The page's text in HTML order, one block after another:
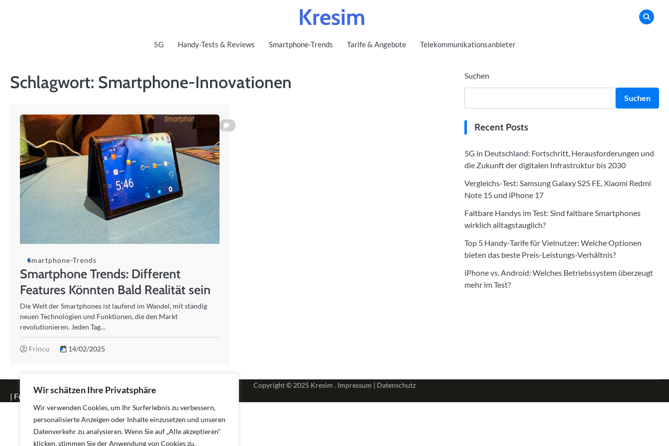
Wir schätzen Ihre Privatsphäre
Wir verwenden Cookies, um Ihr Surferlebnis zu verbessern,
personalisierte Anzeigen oder Inhalte einzusetzen und unseren
Datenverkehr zu analysieren. Wenn Sie auf „Alle akzeptieren"
klicken, stimmen Sie der Anwendung von Cookies zu.
Kresim
5G Handy-Tests & Reviews Smartphone-Trends Tarife & Angebote Telekommunikationsanbieter
Schlagwort: Smartphone-Innovationen
0
Smartphone-Trends
Smartphone Trends: Different
Features Könnten Bald Realität sein
Die Welt der Smartphones ist laufend im Wandel, mit ständig
neuen Technologien und Funktionen, die den Markt
revolutionieren. Jeden Tag…
Frincu 14/02/2025
Suchen
Suchen
Recent Posts
5G in Deutschland: Fortschritt, Herausforderungen und
die Zukunft der digitalen Infrastruktur bis 2030
Vergleichs-Test: Samsung Galaxy S25 FE, Xiaomi Redmi
Note 15 und iPhone 17
Faltbare Handys im Test: Sind faltbare Smartphones
wirklich alltagstauglich?
Top 5 Handy-Tarife für Vielnutzer: Welche Optionen
bieten das beste Preis-Leistungs-Verhältnis?
iPhone vs. Android: Welches Betriebssystem überzeugt
mehr im Test?
Copyright © 2025 Kresim . Impressum | Datenschutz
| Fuzion Blog byAscendoor | Powered by WordPress